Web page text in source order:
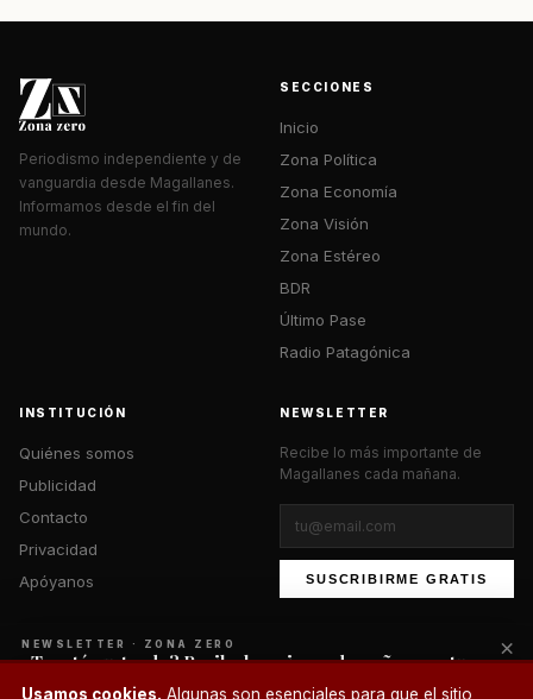
Periodismo independiente y de
vanguardia desde Magallanes.
Informamos desde el fin del
mundo.
SECCIONES
Inicio
Zona Política
Zona Economía
Zona Visión
Zona Estéreo
BDR
Último Pase
Radio Patagónica
INSTITUCIÓN
Quiénes somos
Publicidad
Contacto
Privacidad
Apóyanos
NEWSLETTER
Recibe lo más importante de
Magallanes cada mañana.
SUSCRIBIRME GRATIS
© 2026 Zona Zero Media. Todos los derechos reservados.
Usamos cookies. Algunas son esenciales para que el sitio
NEWSLETTER · ZONA ZERO
¿Te está gustando? Recibe lo mejor cada mañana en tu
correo.
×